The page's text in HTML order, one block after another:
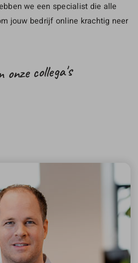
we een specialist die alle
jouw bedrijf online krachtig neer
collega's